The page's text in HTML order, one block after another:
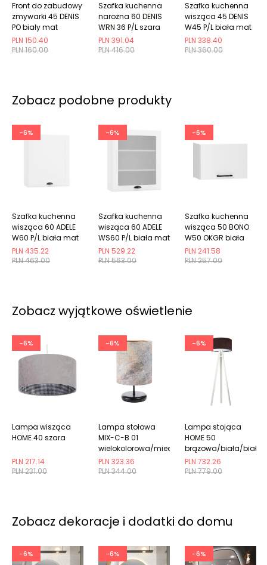
PLN 160.00
PLN 150.40
Front do zabudowy
zmywarki 45 DENIS
PO biały mat
PLN 416.00
PLN 391.04
Szafka kuchenna
narożna 60 DENIS
WRN 36 P/L szara
PLN 360.00
PLN 338.40
Szafka kuchenna
wisząca 45 DENIS
W45 P/L biała mat
Zobacz podobne produkty
-6%
PLN 463.00
PLN 435.22
Szafka kuchenna
wisząca 60 ADELE
W60 P/L biała mat
-6%
PLN 563.00
PLN 529.22
Szafka kuchenna
wisząca 60 ADELE
WS60 P/L biała mat
-6%
PLN 257.00
PLN 241.58
Szafka kuchenna
wisząca 50 BONO
W50 OKGR biała
Zobacz wyjątkowe oświetlenie
-6%
PLN 231.00
PLN 217.14
Lampa wisząca
HOME 40 szara
-6%
PLN 344.00
PLN 323.36
Lampa stołowa
MIX-C-B 01
wielokolorowa/miedziana
-6%
PLN 779.00
PLN 732.26
Lampa stojąca
HOME 50
brązowa/biała/biała
Zobacz dekoracje i dodatki do domu
-6% -6% -6%